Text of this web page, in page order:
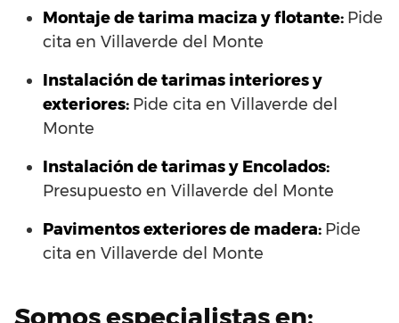
Montaje de tarima maciza y flotante: Pide
cita en Villaverde del Monte
Instalación de tarimas interiores y
exteriores: Pide cita en Villaverde del
Monte
Instalación de tarimas y Encolados:
Presupuesto en Villaverde del Monte
Pavimentos exteriores de madera: Pide
cita en Villaverde del Monte
Somos especialistas en: